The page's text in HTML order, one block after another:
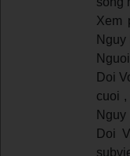
Xem
Nguy
Doi
cuoi ,
Doi